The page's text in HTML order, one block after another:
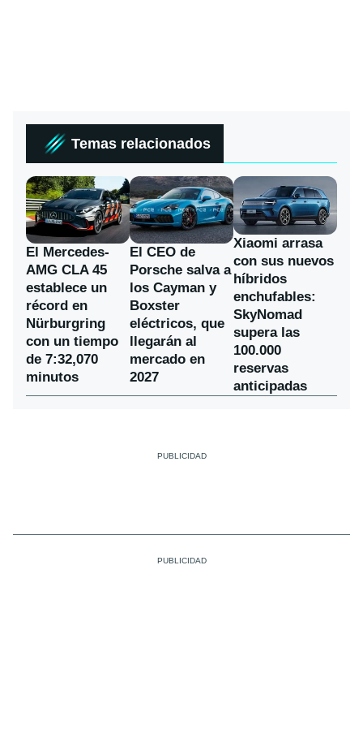
Temas relacionados
El Mercedes-
AMG CLA 45
establece un
récord en
Nürburgring
con un tiempo
de 7:32,070
minutos
El CEO de
Porsche salva a
los Cayman y
Boxster
eléctricos, que
llegarán al
mercado en
2027
Xiaomi arrasa
con sus nuevos
híbridos
enchufables:
SkyNomad
supera las
100.000
reservas
anticipadas